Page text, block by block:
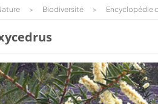
> Biodiversité > Encyclopédie